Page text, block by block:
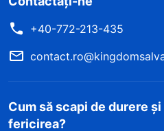
+40-772-213-435
Cum să scapi de durere
fericirea?